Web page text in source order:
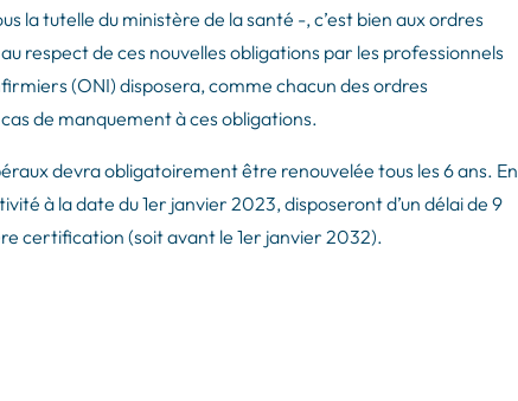
la tutelle du ministère de la santé -, c’est bien aux ordres
respect de ces nouvelles obligations par les professionnels
(ONI) disposera, comme chacun des ordres
de manquement à ces obligations.
devra obligatoirement être renouvelée tous les 6 ans. En
à la date du 1er janvier 2023, disposeront d’un délai de 9
certification (soit avant le 1er janvier 2032).